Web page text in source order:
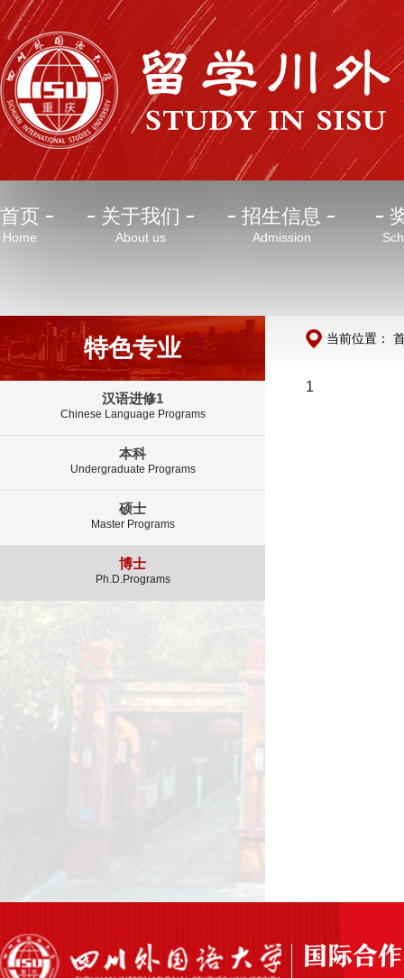
首页
Home
关于我们
About us
招生信息
Admission
特色专业
汉语进修1
Chinese Language Programs
本科
Undergraduate Programs
硕士
Master Programs
博士
Ph.D.Programs
当前位置：
1